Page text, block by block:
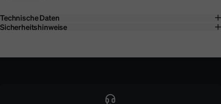
Technische Daten
Sicherheitshinweise